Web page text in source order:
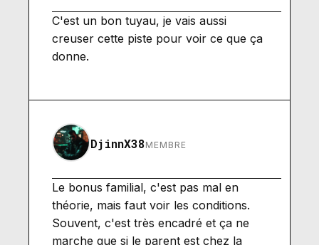
C'est un bon tuyau, je vais aussi
creuser cette piste pour voir ce que ça
donne.
DjinnX38MEMBRE
Le bonus familial, c'est pas mal en
théorie, mais faut voir les conditions.
Souvent, c'est très encadré et ça ne
marche que si le parent est chez la